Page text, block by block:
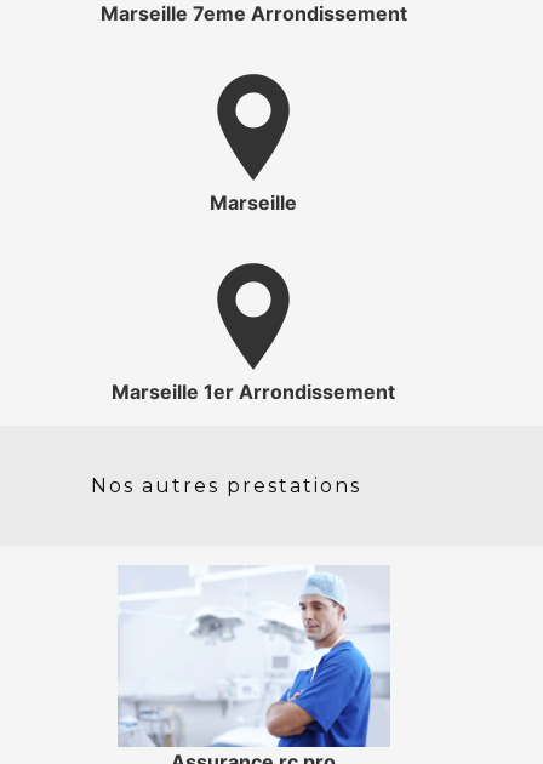
Marseille 7eme Arrondissement
Marseille
Marseille 1er Arrondissement
Nos autres prestations